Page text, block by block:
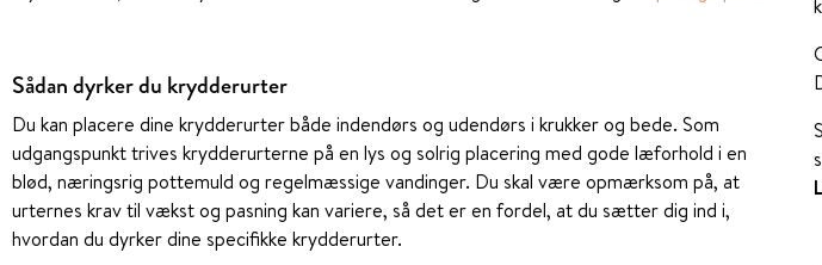
Sådan dyrker du krydderurter
Du kan placere dine krydderurter både indendørs og udendørs i krukker og bede. Som
udgangspunkt trives krydderurterne på en lys og solrig placering med gode læforhold i en
blød, næringsrig pottemuld og regelmæssige vandinger. Du skal være opmærksom på, at
urternes krav til vækst og pasning kan variere, så det er en fordel, at du sætter dig ind i,
hvordan du dyrker dine specifikke krydderurter.